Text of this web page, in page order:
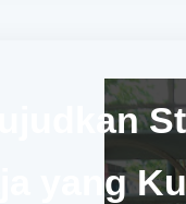
yang